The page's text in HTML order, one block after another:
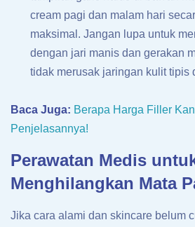
cream pagi dan malam hari
maksimal. Jangan lupa untuk
dengan jari manis dan gerakan
tidak merusak jaringan kulit tipis
Baca Juga: Berapa Harga Filler
Penjelasannya!
Perawatan Medis
Menghilangkan Mata
Jika cara alami dan skincare belum